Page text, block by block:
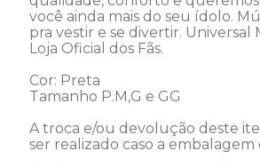
você ainda mais do seu ídolo.
pra vestir e se divertir. Universal
Loja Oficial dos Fãs.
Cor: Preta
Tamanho P.M,G e GG
A troca e/ou devolução deste
ser realizado caso a embalagem